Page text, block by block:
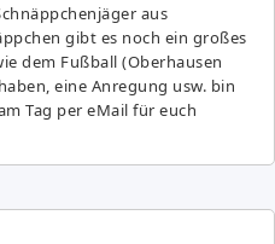
aus
gibt es noch ein großes
dem Fußball (Oberhausen
eine Anregung usw. bin
Tag per eMail für euch